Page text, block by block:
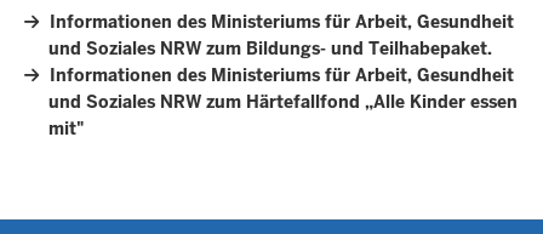
Informationen des Ministeriums für Arbeit, Gesundheit
und Soziales NRW zum Bildungs- und Teilhabepaket.
Informationen des Ministeriums für Arbeit, Gesundheit
und Soziales NRW zum Härtefallfond „Alle Kinder essen
mit"